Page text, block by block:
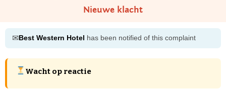
Nieuwe klacht
✉Best Western Hotel has been notified of this complaint
Wacht op reactie